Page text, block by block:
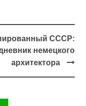
СССР:
немецкого
архитектора